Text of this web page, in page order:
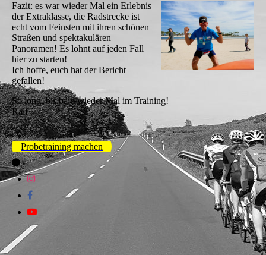
Fazit: es war wieder Mal ein Erlebnis
der Extraklasse, die Radstrecke ist
echt vom Feinsten mit ihren schönen
Straßen und spektakulären
Panoramen! Es lohnt auf jeden Fall
hier zu starten!
Ich hoffe, euch hat der Bericht
gefallen!
So long, bis bald wieder Mal im Training!
Ralf
Probetraining machen